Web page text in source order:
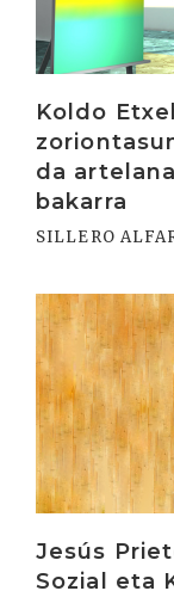
Koldo
da
bakarra
SILLERO
Jesús
Sozial eta
Irakurri